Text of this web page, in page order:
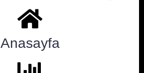
Anasayfa